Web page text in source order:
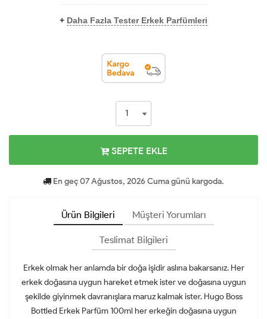
+ Daha Fazla Tester Erkek Parfümleri
SEPETE EKLE
En geç 07 Ağustos, 2026 Cuma günü kargoda.
Ürün Bilgileri Müşteri Yorumları
Teslimat Bilgileri
Erkek olmak her anlamda bir doğa işidir aslına bakarsanız. Her
erkek doğasına uygun hareket etmek ister ve doğasına uygun
şekilde giyinmek davranışlara maruz kalmak ister. Hugo Boss
Bottled Erkek Parfüm 100ml her erkeğin doğasına uygun